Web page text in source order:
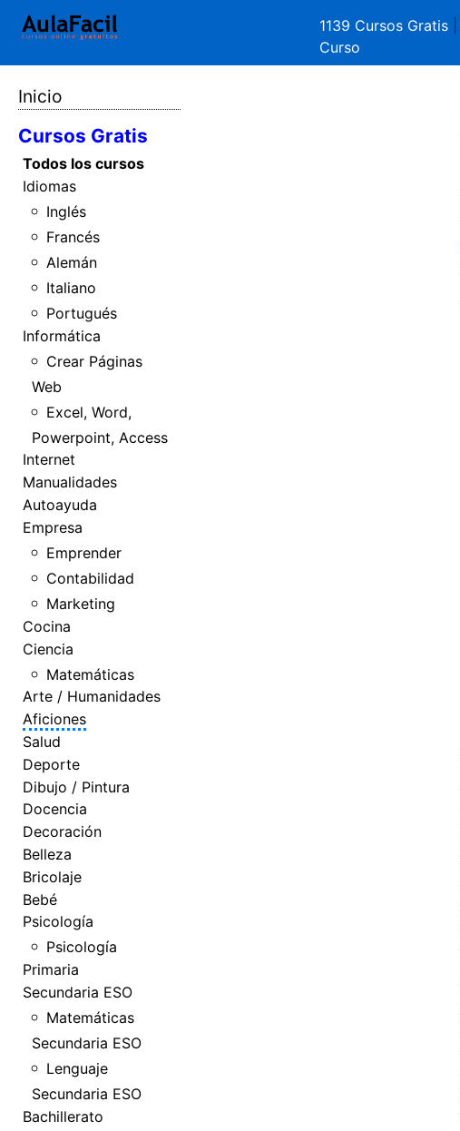
1139 Cursos Gratis
Curso
Inicio
Cursos Gratis
Todos los cursos
Idiomas
Inglés
Francés
Alemán
Italiano
Portugués
Informática
Crear Páginas
Web
Excel, Word,
Powerpoint, Access
Internet
Manualidades
Autoayuda
Empresa
Emprender
Contabilidad
Marketing
Cocina
Ciencia
Matemáticas
Arte / Humanidades
Aficiones
Salud
Deporte
Dibujo / Pintura
Docencia
Decoración
Belleza
Bricolaje
Bebé
Psicología
Psicología
Primaria
Secundaria ESO
Matemáticas
Secundaria ESO
Lenguaje
Secundaria ESO
Bachillerato